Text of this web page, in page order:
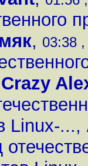
, 03:38
Crazy
Linux-...,